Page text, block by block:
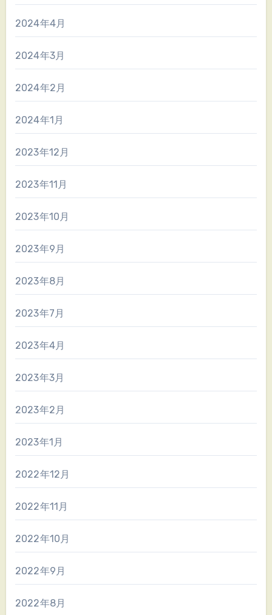
2024年4月
2024年3月
2024年2月
2024年1月
2023年12月
2023年11月
2023年10月
2023年9月
2023年8月
2023年7月
2023年4月
2023年3月
2023年2月
2023年1月
2022年12月
2022年11月
2022年10月
2022年9月
2022年8月